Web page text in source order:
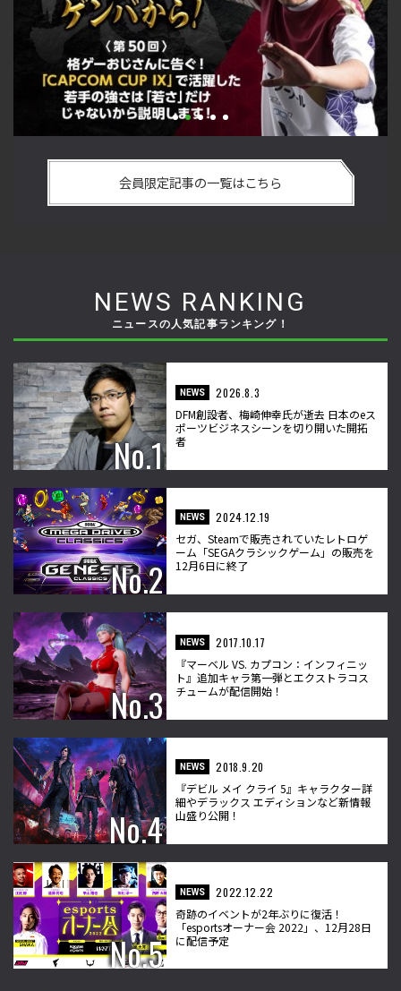
の強さは 「若さ」だけじゃないから説明します！【ストーム
久保のプロ格闘ゲーマーのゲンバから！ 第50回】
会員限定記事の一覧はこちら
NEWS RANKING
ニュースの人気記事ランキング！
NEWS
2026.8.3
DFM創設者、梅崎伸幸氏が逝去 日本のeス
ポーツビジネスシーンを切り開いた開拓
者
NEWS
2024.12.19
セガ、Steamで販売されていたレトロゲ
ーム「SEGAクラシックゲーム」の販売を
12月6日に終了
NEWS
2017.10.17
『マーベル VS. カプコン：インフィニッ
ト』追加キャラ第一弾とエクストラコス
チュームが配信開始！
NEWS
2018.9.20
『デビル メイ クライ 5』キャラクター詳
細やデラックス エディションなど新情報
山盛り公開！
NEWS
2022.12.22
奇跡のイベントが2年ぶりに復活！
「esportsオーナー会 2022」、12月28日
に配信予定